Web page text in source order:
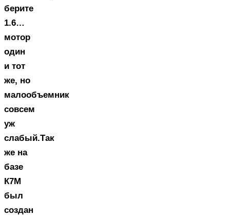
берите
1.6…
мотор
один
и тот
же, но
малообъемник
совсем
уж
слабый.Так
же на
базе
К7М
был
создан